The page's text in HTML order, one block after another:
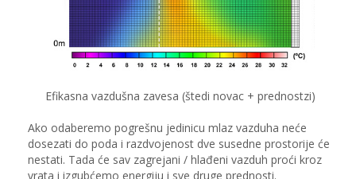
Efikasna vazdušna zavesa (štedi novac + prednostzi)
Ako odaberemo pogrešnu jedinicu mlaz vazduha neće
dosezati do poda i razdvojenost dve susedne prostorije će
nestati. Tada će sav zagrejani / hlađeni vazduh proći kroz
vrata i izgubćemo energiju i sve druge prednosti.